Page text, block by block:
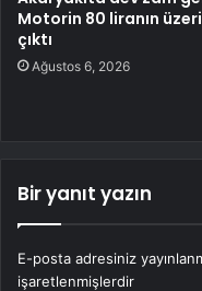
Motorin 80 liranın
çıktı
Ağustos 6, 2026
Bir yanıt yazın
E-posta adresiniz
işaretlenmişlerdir